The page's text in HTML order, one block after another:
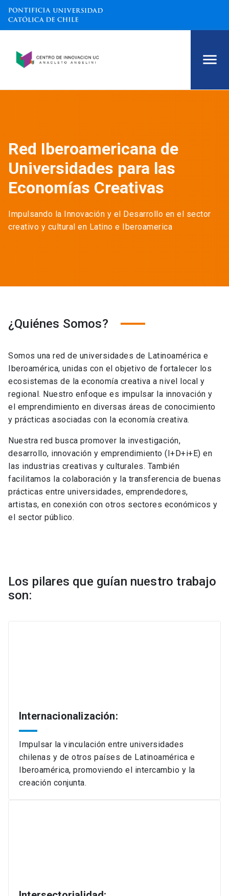
Red Iberoamericana de
Universidades para las
Economías Creativas
Impulsando la Innovación y el Desarrollo en el sector
creativo y cultural en Latino e Iberoamerica
¿Quiénes Somos?
Somos una red de universidades de Latinoamérica e
Iberoamérica, unidas con el objetivo de fortalecer los
ecosistemas de la economía creativa a nivel local y
regional. Nuestro enfoque es impulsar la innovación y
el emprendimiento en diversas áreas de conocimiento
y prácticas asociadas con la economía creativa.
Nuestra red busca promover la investigación,
desarrollo, innovación y emprendimiento (I+D+i+E) en
las industrias creativas y culturales. También
facilitamos la colaboración y la transferencia de buenas
prácticas entre universidades, emprendedores,
artistas, en conexión con otros sectores económicos y
el sector público.
Los pilares que guían nuestro trabajo
son:
Internacionalización:
Impulsar la vinculación entre universidades
chilenas y de otros países de Latinoamérica e
Iberoamérica, promoviendo el intercambio y la
creación conjunta.